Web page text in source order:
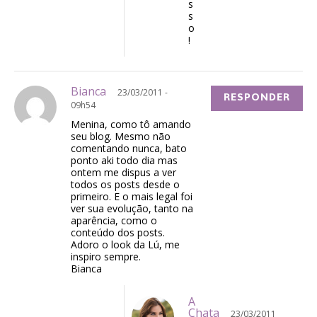
s
s
o
!
Bianca
23/03/2011 -
09h54
Menina, como tô amando
seu blog. Mesmo não
comentando nunca, bato
ponto aki todo dia mas
ontem me dispus a ver
todos os posts desde o
primeiro. E o mais legal foi
ver sua evolução, tanto na
aparência, como o
conteúdo dos posts.
Adoro o look da Lú, me
inspiro sempre.
Bianca
RESPONDER
A
Chata
23/03/2011